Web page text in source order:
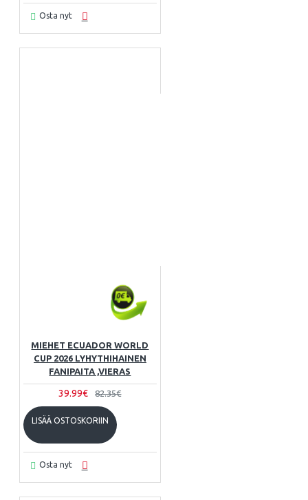
Osta nyt
MIEHET ECUADOR WORLD
CUP 2026 LYHYTHIHAINEN
FANIPAITA ,VIERAS
39.99€ 82.35€
LISÄÄ OSTOSKORIIN
Osta nyt